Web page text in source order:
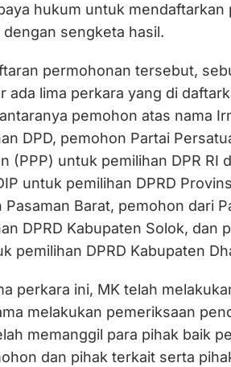
hukum untuk mendaftarkan
sengketa hasil.
permohonan tersebut,
ada lima perkara yang di
pemohon atas nama
DPD, pemohon Partai
(PPP) untuk pemilihan DPR RI
untuk pemilihan DPRD
Pasaman Barat, pemohon dari
DPRD Kabupaten Solok, dan
pemilihan DPRD Kabupaten
perkara ini, MK telah
melakukan pemeriksaan
memanggil para pihak baik
dan pihak terkait serta